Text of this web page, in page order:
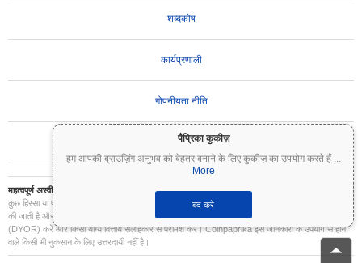
पैप्रिका कुकीज़
हम आपकी ब्राउज़िंग अनुभव को बेहतर बनाने के लिए कुकीज़ का उपयोग करते हैं ...
More
बंद करे
शब्दकोष
कार्यप्रणाली
गोपनीयता नीति
उपयोग की शर्तें
महत्वपूर्ण अस्वीकरण:
क्रिप्टोकरेंसी अत्यधिक अस्थिर हैं और इनमें महत्वपूर्ण जोखिम शामिल है। आप अपने निवेश का
कुछ हिस्सा या पूरा निवेश खो सकते हैं। Coinpaprika पर सभी जानकारी केवल सूचनात्मक उद्देश्यों के लिए प्रदान
की जाती है और यह वित्तीय या निवेश सलाह नहीं है। निवेश के निर्णय लेने से पहले हमेशा अपना स्वयं का शोध
(DYOR) करें और किसी योग्य वित्तीय सलाहकार से परामर्श करें। Coinpaprika इस जानकारी के उपयोग से होने
वाले किसी भी नुकसान के लिए उत्तरदायी नहीं है।